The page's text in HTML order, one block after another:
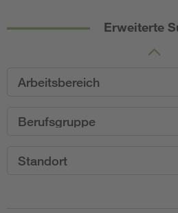
Erweiterte
Arbeitsbereich
Berufsgruppe
Standort